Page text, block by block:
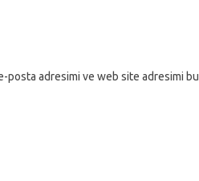
posta adresimi ve web site adresimi bu